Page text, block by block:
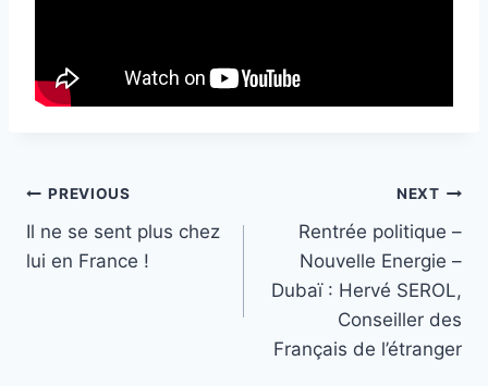
Post
navigation
PREVIOUS
Il ne se sent plus chez
lui en France !
NEXT
Rentrée politique –
Nouvelle Energie –
Dubaï : Hervé SEROL,
Conseiller des
Français de l’étranger